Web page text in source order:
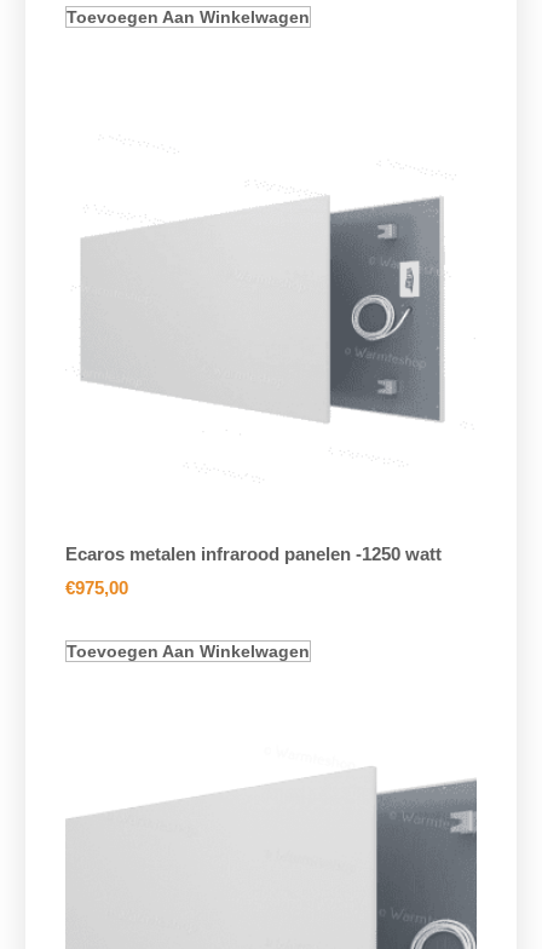
Toevoegen Aan Winkelwagen
Ecaros metalen infrarood panelen -1250 watt
€975,00
Toevoegen Aan Winkelwagen